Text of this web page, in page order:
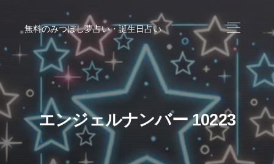
無料のみつぼし夢占い・誕生日占い
エンジェルナンバー 10223